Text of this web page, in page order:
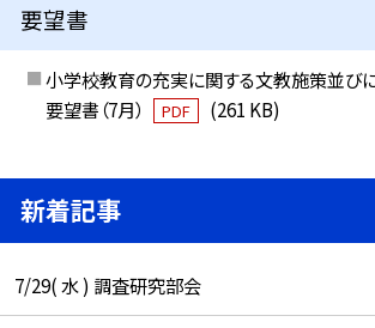
要望書
小学校教育の充実に関する文教施策並び
要望書（7月）
PDF (261 KB)
新着記事
7/29( 水 ) 調査研究部会